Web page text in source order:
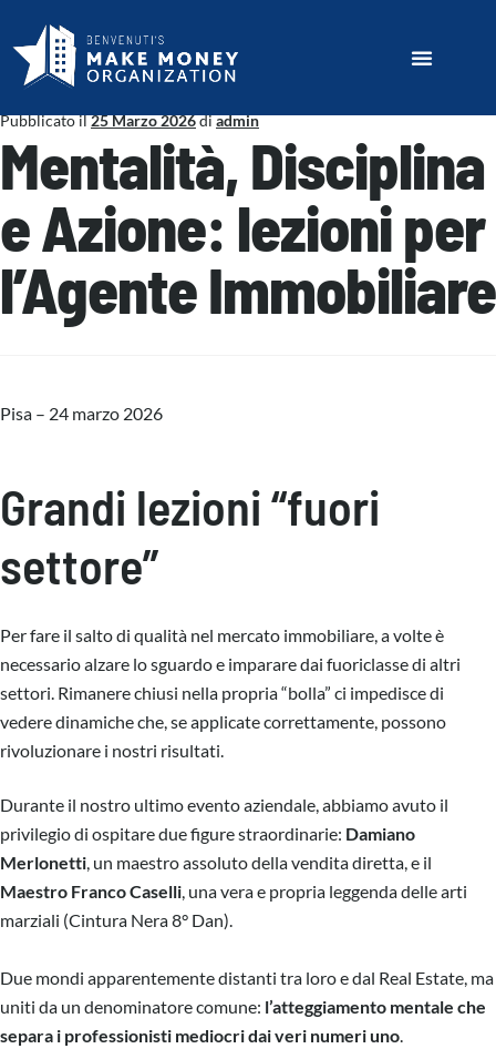
Pubblicato il25 Marzo 2026diadmin
Mentalità, Disciplina
e Azione: lezioni per
l’Agente Immobiliare
Pisa – 24 marzo 2026
Grandi lezioni “fuori
settore”
Per fare il salto di qualità nel mercato immobiliare, a volte è
necessario alzare lo sguardo e imparare dai fuoriclasse di altri
settori. Rimanere chiusi nella propria “bolla” ci impedisce di
vedere dinamiche che, se applicate correttamente, possono
rivoluzionare i nostri risultati.
Durante il nostro ultimo evento aziendale, abbiamo avuto il
privilegio di ospitare due figure straordinarie: Damiano
Merlonetti , un maestro assoluto della vendita diretta, e il
Maestro Franco Caselli , una vera e propria leggenda delle arti
marziali (Cintura Nera 8° Dan).
Due mondi apparentemente distanti tra loro e dal Real Estate, ma
uniti da un denominatore comune: l’atteggiamento mentale che
separa i professionisti mediocri dai veri numeri uno